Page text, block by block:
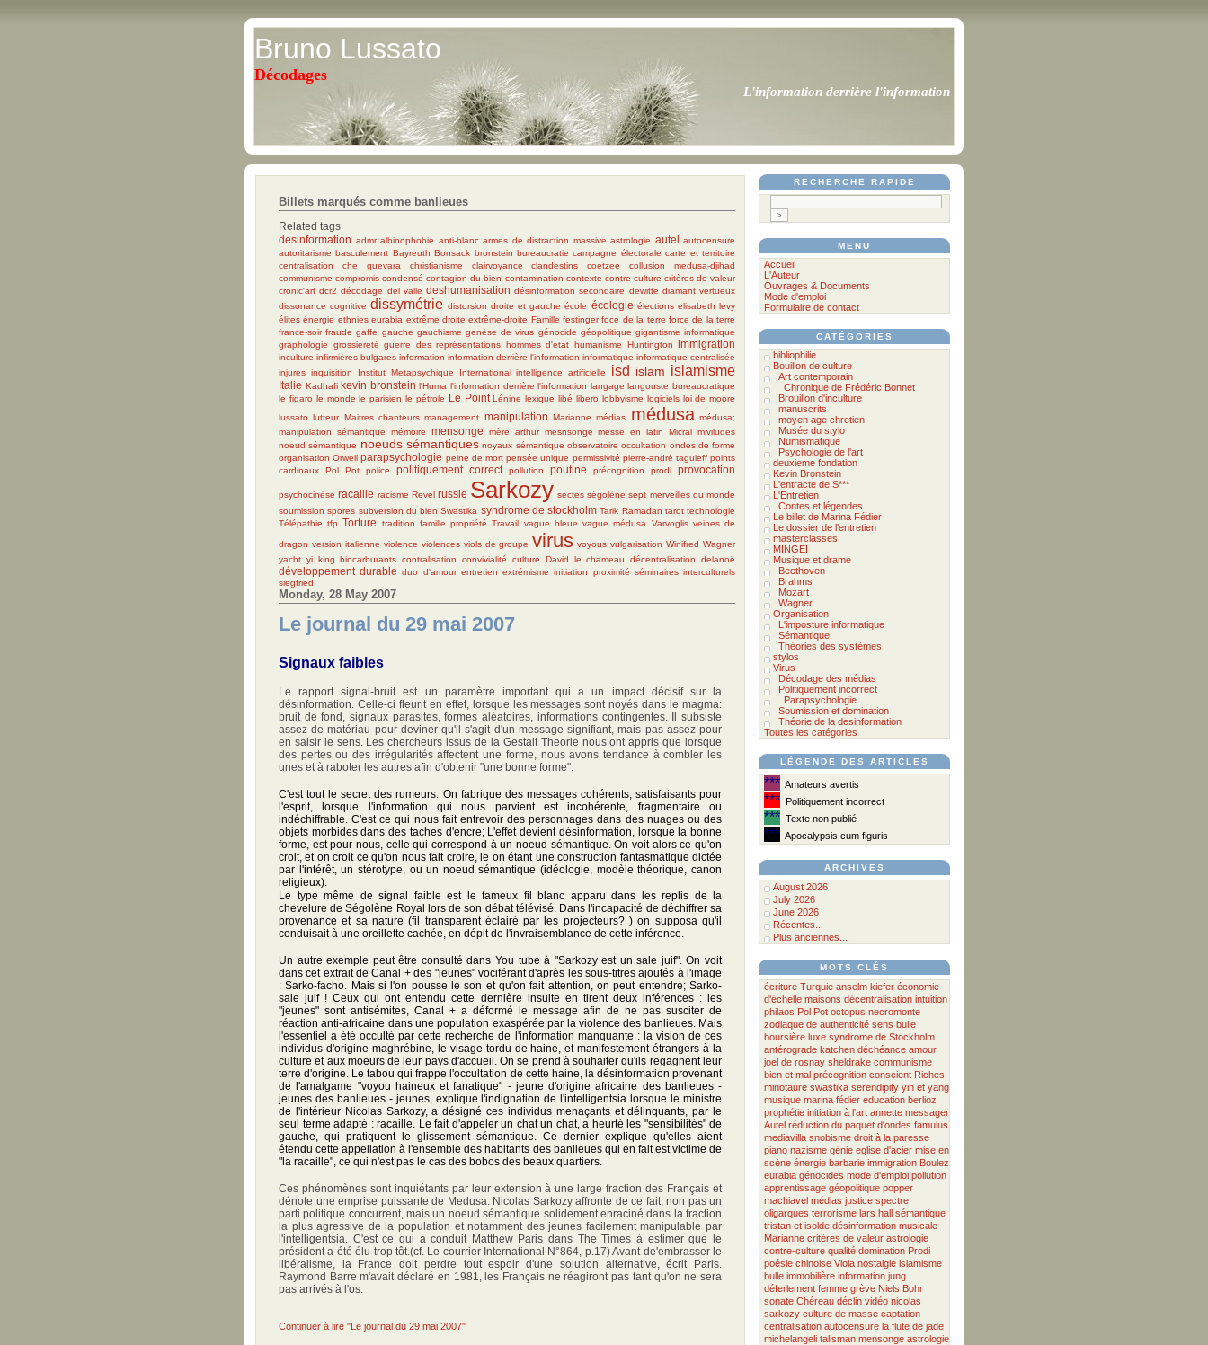
Bruno Lussato
Décodages
L'information derrière l'information
Billets marqués comme banlieues
Related tags
desinformation admr albinophobie anti-blanc armes de distraction massive astrologie autel autocensure
autoritarisme basculement Bayreuth Bonsack bronstein bureaucratie campagne électorale carte et territoire
centralisation
che guevara christianisme clairvoyance clandestins coetzee
collusion medusa-djihad
communisme compromis condensé contagion du bien contamination contexte contre-culture critères de valeur
cronic'art dcr2 décodage del valle deshumanisation désinformation secondaire dewitte diamant vertueux
dissonance cognitive dissymétrie distorsion droite et gauche école écologie élections elisabeth levy
élites énergie ethnies eurabia extrême droite extrême-droite Famille festinger foce de la terre force de la terre
france-soir fraude gaffe gauche gauchisme genèse de virus génocide géopolitique gigantisme informatique
graphologie
grossiereté guerre des représentations hommes d'etat humanisme Huntington immigration
inculture infirmières bulgares information information derrière l'information informatique informatique centralisée
injures inquisition Institut Metapsychique International intelligence artificielle isd islam islamisme
Italie Kadhafi kevin bronstein l'Huma l'information derrière l'information langage langouste bureaucratique
le figaro le monde le parisien le pétrole Le Point Lénine lexique libé libero lobbyisme logiciels loi de moore
lussato lutteur Maitres chanteurs management manipulation Marianne médias médusa médusa;
manipulation sémantique
mémoire mensonge mère arthur mesnsonge messe en latin Micral miviludes
noeud sémantique noeuds sémantiques noyaux sémantique observatoire occultation ondes de forme
organisation Orwell parapsychologie peine de mort pensée unique permissivité pierre-andré taguieff points
cardinaux
Pol Pot police politiquement correct pollution poutine précognition prodi provocation
psychocinèse racaille racisme Revel russie Sarkozy sectes ségolène sept merveilles du monde
soumission spores subversion du bien Swastika syndrome de stockholm Tarik Ramadan tarot technologie
Télépathie tfp Torture tradition famille propriété Travail vague bleue vague médusa Varvoglis veines de
dragon version italienne violence violences viols de groupe virus voyous vulgarisation Winifred Wagner
yacht yi king biocarburants contralisation convivialité culture David le chameau décentralisation delanoë
développement durable duo d'amour entretien extrémisme initiation proximité séminaires interculturels
siegfried
Monday, 28 May 2007
Le journal du 29 mai 2007
Signaux faibles
Le rapport signal-bruit est un paramètre important qui a un impact décisif sur la
désinformation. Celle-ci fleurit en effet, lorsque les messages sont noyés dans le magma:
bruit de fond, signaux parasites, formes aléatoires, informations contingentes. Il subsiste
assez de matériau pour deviner qu'il s'agit d'un message signifiant, mais pas assez pour
en saisir le sens. Les chercheurs issus de la Gestalt Theorie nous ont appris que lorsque
des pertes ou des irrégularités affectent une forme, nous avons tendance à combler les
unes et à raboter les autres afin d'obtenir "une bonne forme".
C'est tout le secret des rumeurs. On fabrique des messages cohérents, satisfaisants pour
l'esprit, lorsque l'information qui nous parvient est incohérente, fragmentaire ou
indéchiffrable. C'est ce qui nous fait entrevoir des personnages dans des nuages ou des
objets morbides dans des taches d'encre; L'effet devient désinformation, lorsque la bonne
forme, est pour nous, celle qui correspond à un noeud sémantique. On voit alors ce qu'on
croit, et on croit ce qu'on nous fait croire, le on étant une construction fantasmatique dictée
par l'intérêt, un stérotype, ou un noeud sémantique (idéologie, modèle théorique, canon
religieux).
Le type même de signal faible est le fameux fil blanc apparu dans les replis de la
chevelure de Ségolène Royal lors de son débat télévisé. Dans l'incapacité de déchiffrer sa
provenance et sa nature (fil transparent éclairé par les projecteurs? ) on supposa qu'il
conduisait à une oreillette cachée, en dépit de l'invraisemblance de cette inférence.
Un autre exemple peut être consulté dans You tube à "Sarkozy est un sale juif". On voit
dans cet extrait de Canal + des "jeunes" vociférant d'après les sous-titres ajoutés à l'image
: Sarko-facho. Mais si l'on pousse le son et qu'on fait attention, on peut entendre; Sarko-
sale juif ! Ceux qui ont entendu cette dernière insulte en tirent deux inférences : les
"jeunes" sont antisémites, Canal + a déformé le message afin de ne pas susciter de
réaction anti-africaine dans une population exaspérée par la violence des banlieues. Mais
l'essentiel a été occulté par cette recherche de l'information manquante : la vision de ces
individus d'origine maghrébine, le visage tordu de haine, et manifestement étrangers à la
culture et aux moeurs de leur pays d'accueil. On se prend à souhaiter qu'ils regagnent leur
terre d'origine. Le tabou qui frappe l'occultation de cette haine, la désinformation provenant
de l'amalgame "voyou haineux et fanatique" - jeune d'origine africaine des banlieues -
jeunes des banlieues - jeunes, explique l'indignation de l'intelligentsia lorsque le ministre
de l'intérieur Nicolas Sarkozy, a désigné ces individus menaçants et délinquants, par le
seul terme adapté : racaille. Le fait d'appeler un chat un chat, a heurté les "sensibilités" de
gauche, qui pratiquent le glissement sémantique. Ce dernier explique qu'elles aient
étendu cette appellation à l'ensemble des habitants des banlieues qui en fait est victime de
"la racaille", ce qui n'est pas le cas des bobos des beaux quartiers.
Ces phénomènes sont inquiétants par leur extension à une large fraction des Français et
dénote une emprise puissante de Medusa. Nicolas Sarkozy affronte de ce fait, non pas un
parti politique concurrent, mais un noeud sémantique solidement enraciné dans la fraction
la plus agressive de la population et notamment des jeunes facilement manipulable par
l'intelligentsia. C'est ce qui a conduit Matthew Paris dans The Times à estimer que le
président a été élu trop tôt.(cf. Le courrier International N°864, p.17) Avant de'embrasser le
libéralisme, la France doit perdre tout espoir d'une solution alternative, écrit Paris.
Raymond Barre m'avait déclaré en 1981, les Français ne réagiront pas tant qu'on ne sera
pas arrivés à l'os.
Continuer à lire "Le journal du 29 mai 2007"
RECHERCHE RAPIDE
MENU
Accueil
L'Auteur
Ouvrages & Documents
Mode d'emploi
Formulaire de contact
CATÉGORIES
bibliophilie
Bouillon de culture
Art contemporain
Chronique de Frédéric Bonnet
Brouillon d'inculture
manuscrits
moyen age chretien
Musée du stylo
Numismatique
Psychologie de l'art
deuxieme fondation
Kevin Bronstein
L'entracte de S***
L'Entretien
Contes et légendes
Le billet de Marina Fédier
Le dossier de l'entretien
masterclasses
MINGEI
Musique et drame
Beethoven
Brahms
Mozart
Wagner
Organisation
L'imposture informatique
Sémantique
Théories des systèmes
stylos
Virus
Décodage des médias
Politiquement incorrect
Parapsychologie
Soumission et domination
Théorie de la desinformation
Toutes les catégories
LÉGENDE DES ARTICLES
*** Amateurs avertis
*** Politiquement incorrect
*** Texte non publié
*** Apocalypsis cum figuris
ARCHIVES
August 2026
July 2026
June 2026
Récentes...
Plus anciennes...
MOTS CLÉS
écriture Turquie anselm kiefer économie
d'échelle maisons décentralisation intuition
philaos Pol Pot octopus necromonte
zodiaque de authenticité sens bulle
boursière luxe syndrome de Stockholm
antérograde katchen déchéance amour
joel de rosnay sheldrake communisme
bien et mal précognition conscient Riches
minotaure swastika serendipity yin et yang
musique marina fédier education berlioz
prophétie initiation à l'art annette messager
Autel réduction du paquet d'ondes famulus
mediavilla snobisme droit à la paresse
piano nazisme génie eglise d'acier mise en
scène énergie barbarie immigration Boulez
eurabia génocides mode d'emploi pollution
apprentissage géopolitique popper
machiavel médias justice spectre
oligarques terrorisme lars hall sémantique
tristan et isolde désinformation musicale
Marianne critères de valeur astrologie
contre-culture qualité domination Prodi
poésie chinoise Viola nostalgie islamisme
bulle immobilière information jung
déferlement femme grève Niels Bohr
sonate Chéreau déclin vidéo nicolas
sarkozy culture de masse captation
centralisation autocensure la flute de jade
michelangeli talisman mensonge astrologie